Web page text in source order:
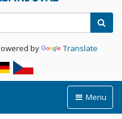
by Translate
Menu